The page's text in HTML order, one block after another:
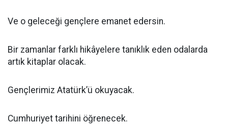
Ve o geleceği gençlere emanet edersin.
Bir zamanlar farklı hikâyelere tanıklık eden odalarda
artık kitaplar olacak.
Gençlerimiz Atatürk’ü okuyacak.
Cumhuriyet tarihini öğrenecek.